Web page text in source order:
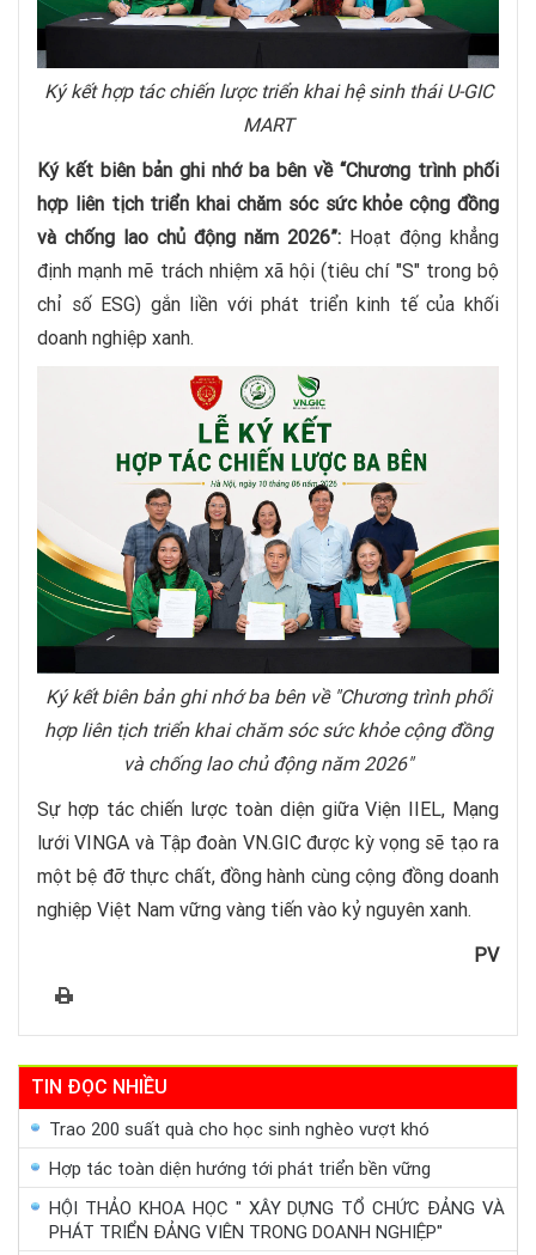
Ký kết hợp tác chiến lược triển khai hệ sinh thái U-GIC
MART
Ký kết biên bản ghi nhớ ba bên về “Chương trình phối
hợp liên tịch triển khai chăm sóc sức khỏe cộng đồng
và chống lao chủ động năm 2026”: Hoạt động khẳng
định mạnh mẽ trách nhiệm xã hội (tiêu chí "S" trong bộ
chỉ số ESG) gắn liền với phát triển kinh tế của khối
doanh nghiệp xanh.
Ký kết biên bản ghi nhớ ba bên về "Chương trình phối
hợp liên tịch triển khai chăm sóc sức khỏe cộng đồng
và chống lao chủ động năm 2026"
Sự hợp tác chiến lược toàn diện giữa Viện IIEL, Mạng
lưới VINGA và Tập đoàn VN.GIC được kỳ vọng sẽ tạo ra
một bệ đỡ thực chất, đồng hành cùng cộng đồng doanh
nghiệp Việt Nam vững vàng tiến vào kỷ nguyên xanh.
PV
TIN ĐỌC NHIỀU
Trao 200 suất quà cho học sinh nghèo vượt khó
Hợp tác toàn diện hướng tới phát triển bền vững
HỘI THẢO KHOA HỌC " XÂY DỰNG TỔ CHỨC ĐẢNG VÀ
PHÁT TRIỂN ĐẢNG VIÊN TRONG DOANH NGHIỆP"